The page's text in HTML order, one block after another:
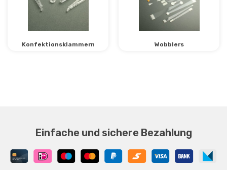
Konfektionsklammern Wobblers
Einfache und sichere Bezahlung